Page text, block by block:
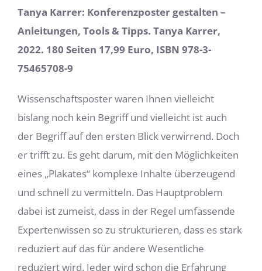
Tanya Karrer: Konferenzposter gestalten –
Anleitungen, Tools & Tipps. Tanya Karrer,
2022. 180 Seiten 17,99 Euro, ISBN 978-3-
75465708-9
Wissenschaftsposter waren Ihnen vielleicht
bislang noch kein Begriff und vielleicht ist auch
der Begriff auf den ersten Blick verwirrend. Doch
er trifft zu. Es geht darum, mit den Möglichkeiten
eines „Plakates“ komplexe Inhalte überzeugend
und schnell zu vermitteln. Das Hauptproblem
dabei ist zumeist, dass in der Regel umfassende
Expertenwissen so zu strukturieren, dass es stark
reduziert auf das für andere Wesentliche
reduziert wird. Jeder wird schon die Erfahrung